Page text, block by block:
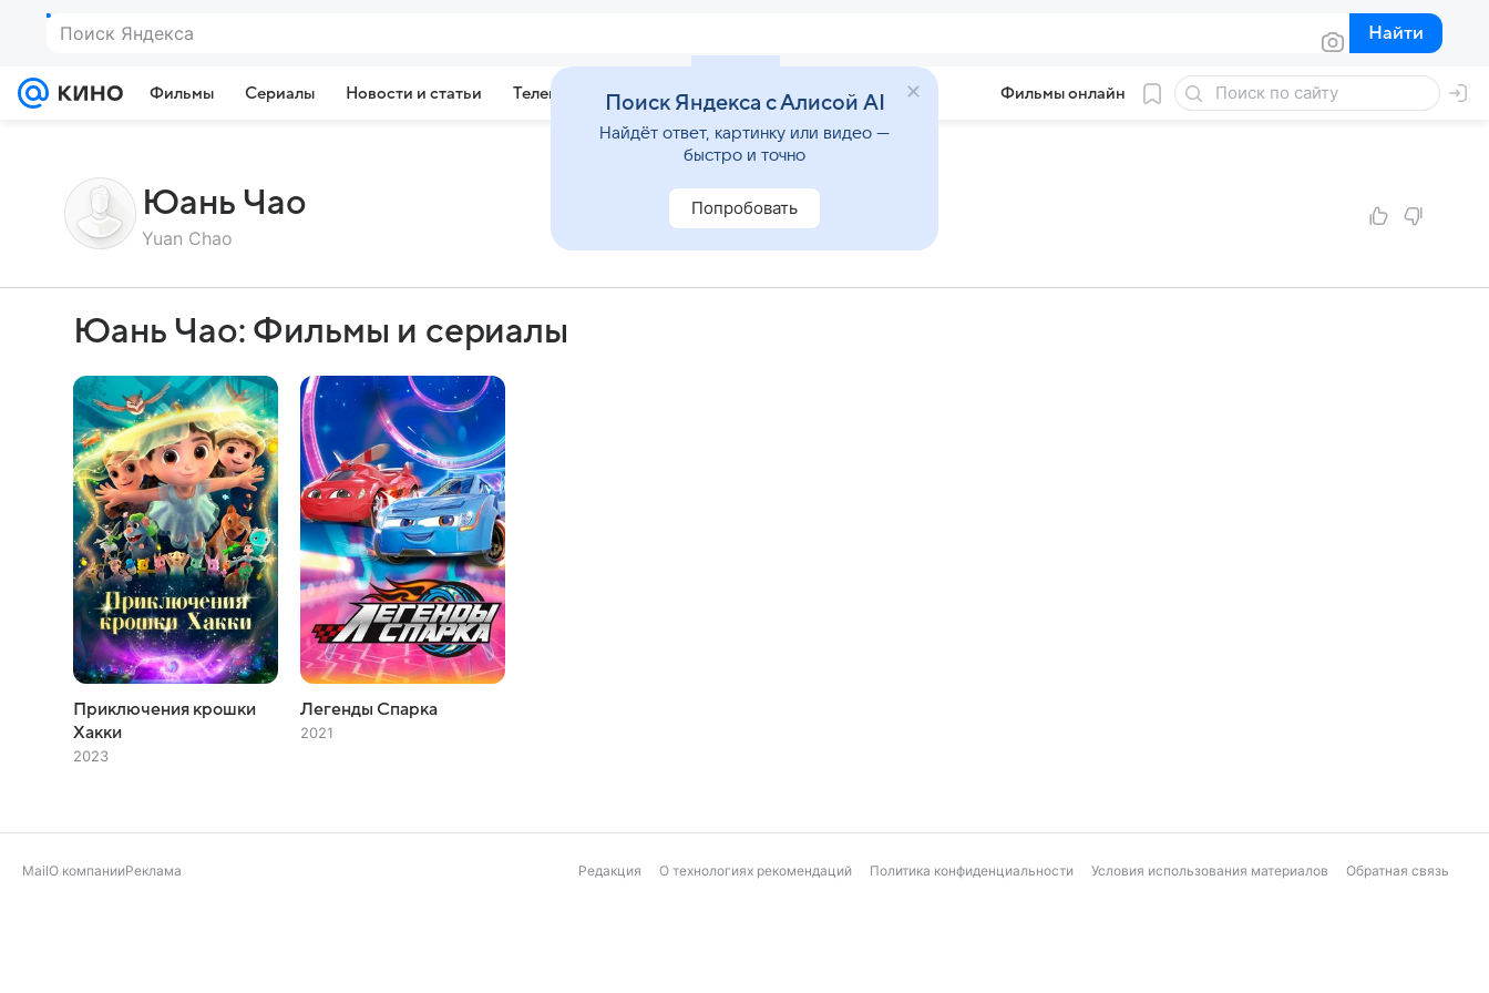
Поиск Яндекса Найти
Найти
Фильмы Сериалы Новости и статьи Телепрограмма Звезды Фильмы онлайн
Юань Чао
Yuan Chao
Юань Чао: Фильмы и сериалы
Приключения крошки
Хакки
2023
Легенды Спарка
2021
MailО компанииРеклама Редакция О технологиях рекомендаций Политика конфиденциальности Условия использования материалов Обратная связь
Поиск Яндекса с Алисой AI
Найдёт ответ, картинку или видео —
быстро и точно
Попробовать